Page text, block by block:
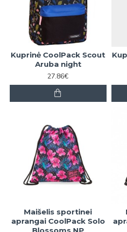
Kuprinė CoolPack Scout
Aruba night
27.86€
Maišelis sportinei
aprangai CoolPack Solo